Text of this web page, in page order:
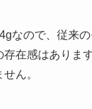
なので、従来
在感はありま
ん。